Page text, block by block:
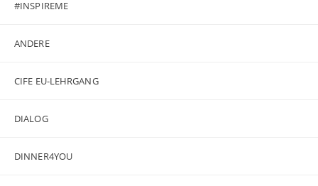
#INSPIREME
ANDERE
CIFE EU-LEHRGANG
DIALOG
DINNER4YOU